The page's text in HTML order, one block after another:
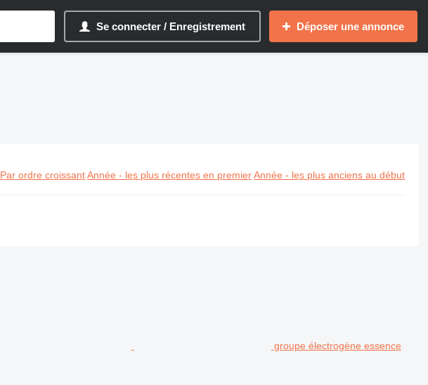
Se connecter / Enregistrement Déposer une annonce
Par ordre croissant Année - les plus récentes en premier Année - les plus anciens au début
groupe électrogène essence